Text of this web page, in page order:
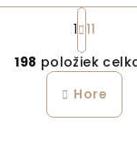
1 11
198 položiek
Hore